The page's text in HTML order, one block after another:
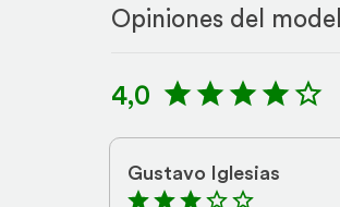
Opiniones del
4,0
Gustavo Iglesias